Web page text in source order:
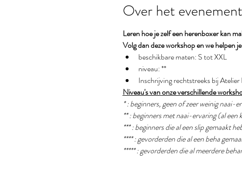
Over het evenement
Leren hoe je zelf een herenboxer kan
Volg dan deze workshop en we helpen
beschikbare maten: S tot XXL
niveau: **
Inschrijving rechtstreeks bij Atelier
Niveau's van onze verschillende
* : beginners, geen of zeer weinig naai-
** : beginners met naai-ervaring (al
*** : beginners die al een slip gemaakt
**** : gevorderden die al een beha
***** : gevorderden die al meerdere